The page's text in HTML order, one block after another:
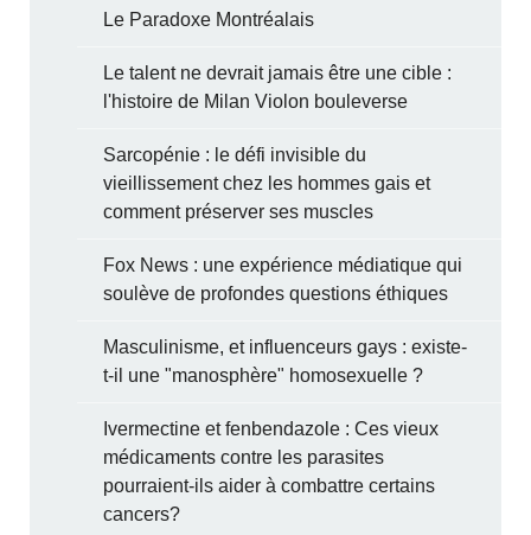
Le Paradoxe Montréalais
Le talent ne devrait jamais être une cible :
l'histoire de Milan Violon bouleverse
Sarcopénie : le défi invisible du
vieillissement chez les hommes gais et
comment préserver ses muscles
Fox News : une expérience médiatique qui
soulève de profondes questions éthiques
Masculinisme, et influenceurs gays : existe-
t-il une "manosphère" homosexuelle ?
Ivermectine et fenbendazole : Ces vieux
médicaments contre les parasites
pourraient-ils aider à combattre certains
cancers?